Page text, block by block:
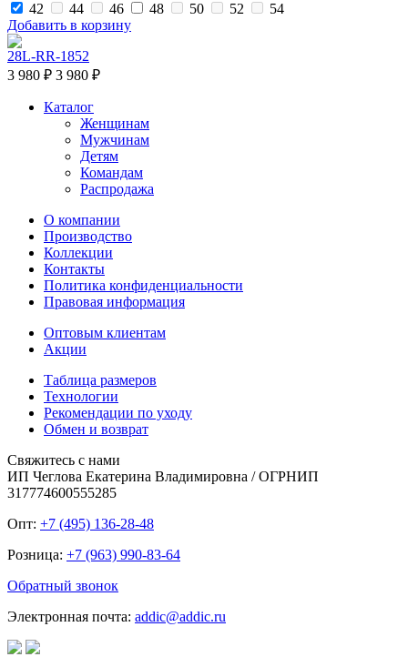
42
44 46 48 50 52
54
Добавить в корзину
28L-RR-1852
3 980 ₽ 3 980 ₽
Каталог
Женщинам
Мужчинам
Детям
Командам
Распродажа
О компании
Производство
Коллекции
Контакты
Политика конфиденциальности
Правовая информация
Оптовым клиентам
Акции
Таблица размеров
Технологии
Рекомендации по уходу
Обмен и возврат
Свяжитесь с нами
ИП Чеглова Екатерина Владимировна / ОГРНИП
317774600555285
Опт: +7 (495) 136-28-48
Розница: +7 (963) 990-83-64
Обратный звонок
Электронная почта: addic@addic.ru